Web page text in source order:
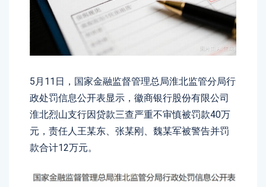
5月11日，国家金融监督管理总局淮北监管分局行
政处罚信息公开表显示，徽商银行股份有限公司
淮北烈山支行因贷款三查严重不审慎被罚款40万
元，责任人王某东、张某刚、魏某军被警告并罚
款合计12万元。